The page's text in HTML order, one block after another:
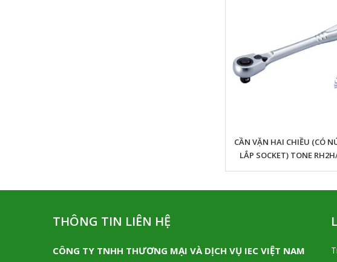
CẦN VẶN HAI CHIỀU (CÓ
LẮP SOCKET) TONE
THÔNG TIN LIÊN HỆ
CÔNG TY TNHH THƯƠNG MẠI VÀ DỊCH VỤ IEC VIỆT NAM